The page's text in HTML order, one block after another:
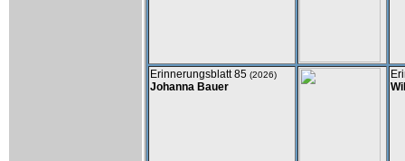
Erinnerungsblatt 85 (2026)
Johanna Bauer